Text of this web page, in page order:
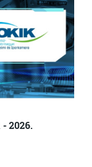
- 2026.